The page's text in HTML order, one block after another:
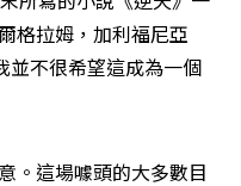
格拉姆，加利福尼亞
並不很希望這成為一個
。這場噱頭的大多數目